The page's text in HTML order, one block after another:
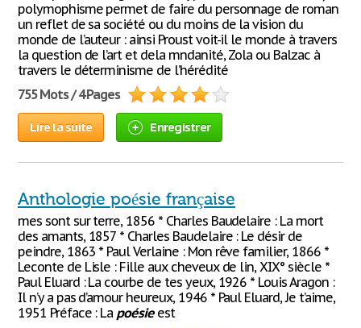
polymophisme permet de faire du personnage de roman
un reflet de sa société ou du moins de la vision du
monde de l’auteur : ainsi Proust voit-il le monde à travers
la question de l’art et dela mndanité, Zola ou Balzac à
travers le déterminisme de l’hérédité
755 Mots / 4 Pages
Lire la suite Enregistrer
Anthologie poésie française
mes sont sur terre, 1856 * Charles Baudelaire : La mort
des amants, 1857 * Charles Baudelaire : Le désir de
peindre, 1863 * Paul Verlaine : Mon rêve familier, 1866 *
Leconte de Lisle : Fille aux cheveux de lin, XIX° siècle *
Paul Eluard : La courbe de tes yeux, 1926 * Louis Aragon :
Il n’y a pas d’amour heureux, 1946 * Paul Eluard, Je t’aime,
1951 Préface : La poésieest